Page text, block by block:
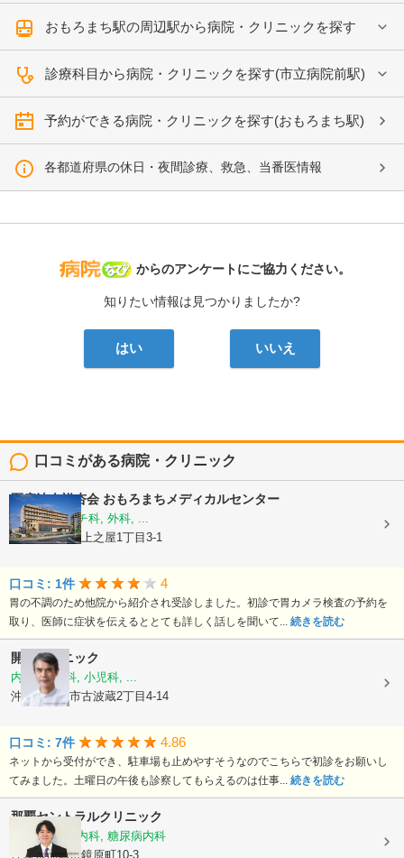
おもろまち駅の周辺駅から病院・クリニックを探す
診療科目から病院・クリニックを探す(市立病院前駅)
予約ができる病院・クリニックを探す(おもろまち駅)
各都道府県の休日・夜間診療、救急、当番医情報
病院なび
からのアンケートにご協力ください。
知りたい情報は見つかりましたか?
はい いいえ
口コミがある病院・クリニック
医療法人祥杏会 おもろまちメディカルセンター
内科, リウマチ科, 外科, ...
沖縄県那覇市上之屋1丁目3-1
口コミ: 1件 4
胃の不調のため他院から紹介され受診しました。初診で胃カメラ検査の予約を
取り、医師に症状を伝えるととても詳しく話しを聞いて... 続きを読む
開邦クリニック
内科, 胃腸科, 小児科, ...
沖縄県那覇市古波蔵2丁目4-14
口コミ: 7件 4.86
ネットから受付ができ、駐車場も止めやすそうなのでこちらで初診をお願いし
てみました。土曜日の午後も診察してもらえるのは仕事... 続きを読む
那覇セントラルクリニック
内科, 脳神経内科, 糖尿病内科
沖縄県那覇市鏡原町10-3